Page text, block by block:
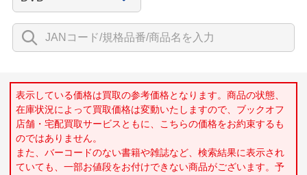
表示している価格は買取の参考価格となります。商品の状態、
在庫状況によって買取価格は変動いたしますので、ブックオフ
店舗・宅配買取サービスともに、こちらの価格をお約束するも
のではありません。
また、バーコードのない書籍や雑誌など、検索結果に表示され
ていても、一部お値段をお付けできない商品がございます。予